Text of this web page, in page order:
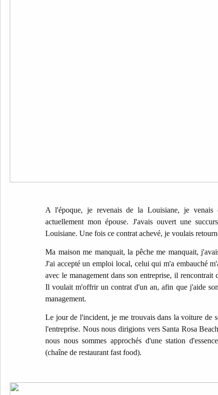
A l'époque, je revenais de la Louisiane, je venais
actuellement mon épouse. J'avais ouvert une
Louisiane. Une fois ce contrat achevé, je voulais
Ma maison me manquait, la pêche me manquait,
J'ai accepté un emploi local, celui qui m'a embauché
avec le management dans son entreprise, il rencontrait
Il voulait m'offrir un contrat d'un an, afin que j'aide
management.
Le jour de l'incident, je me trouvais dans la voiture de
l'entreprise. Nous nous dirigions vers Santa Rosa
nous nous sommes approchés d'une station
(chaîne de restaurant fast food).